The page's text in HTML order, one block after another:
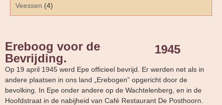
Veessen (4)
Ereboog voor de
Bevrijding.
1945
Op 19 april 1945 werd Epe officieel bevrijd. Er werden net als in
andere plaatsen in ons land „Erebogen” opgericht door de
bevolking. In Epe onder andere op de Wachtelenberg, en in de
Hoofdstraat in de nabijheid van Café Restaurant De Posthoorn.